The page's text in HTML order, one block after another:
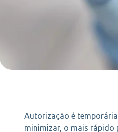
Autorização é
minimizar, o mais rápido